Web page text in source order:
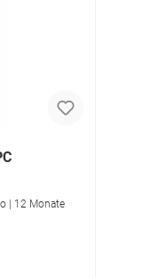
| 12 Monate